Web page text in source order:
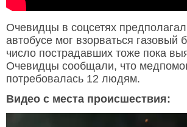
Очевидцы в соцсетях
автобусе мог взорваться газовый
число пострадавших тоже пока
Очевидцы сообщали, что
потребовалась 12 людям.
Видео с места происшествия: